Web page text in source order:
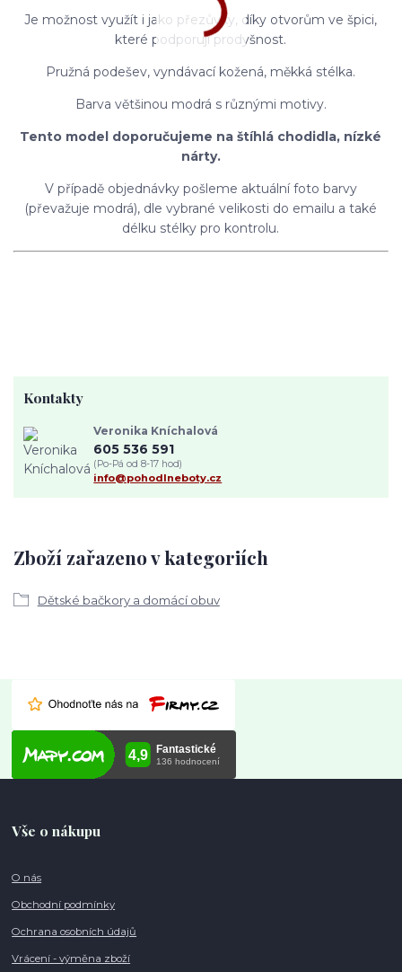
Je možnost využít i jako přezůvky, díky otvorům ve špici,
které podporují prodyšnost.
Pružná podešev, vyndávací kožená, měkká stélka.
Barva většinou modrá s různými motivy.
Tento model doporučujeme na štíhlá chodidla, nízké
nárty.
V případě objednávky pošleme aktuální foto barvy
(převažuje modrá), dle vybrané velikosti do emailu a také
délku stélky pro kontrolu.
Zboží zařazeno v kategoriích
Dětské bačkory a domácí obuv
Kontakty
Veronika Kníchalová
605 536 591
(Po-Pá od 8-17 hod)
info@pohodlneboty.cz
Vše o nákupu
O nás
Obchodní podmínky
Ochrana osobních údajů
Vrácení - výměna zboží